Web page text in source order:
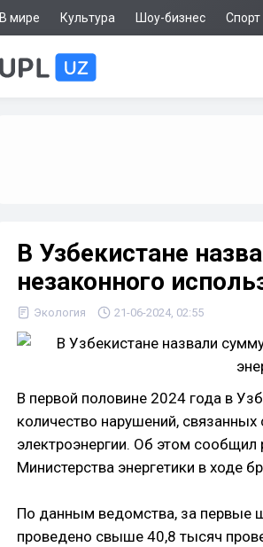
В мире Культура Шоу-бизнес Спорт
В Узбекистане
незаконного
Экология 21-06-2024, 02:55
В первой половине 2024 года в
количество нарушений,
электроэнергии. Об этом
Министерства энергетики в ходе
По данным ведомства, за первые
проведено свыше 40,8 тысяч